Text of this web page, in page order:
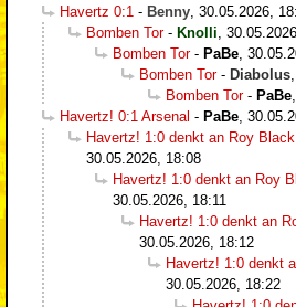
Havertz 0:1 - Benny 30.05.2026,
Bomben Tor- Knolli
Bomben Tor- PaBe
Bomben Tor- Diabolus
Bomben Tor- PaBe
Havertz! 0:1 Arsenal - PaBe
Havertz! 1:0 denkt an Roy Black
30.05.2026, 18:08
Havertz! 1:0 denkt an Roy
30.05.2026, 18:11
Havertz! 1:0 denkt an
30.05.2026, 18:12
Havertz! 1:0 denkt
30.05.2026, 18:22